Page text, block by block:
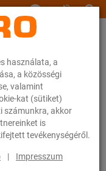
használata, a
a közösségi
valamint
kat (sütiket)
számunkra, akkor
is
tevékenységéről.
| Impresszum
bilincsek Típus C